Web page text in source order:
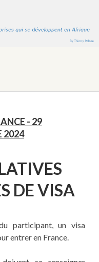
- 29
2024
DE VISA
participant, un visa
entrer en France.